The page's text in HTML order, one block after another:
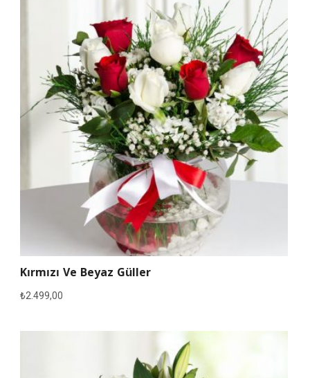
Kırmızı Ve Beyaz Güller
₺2.499,00